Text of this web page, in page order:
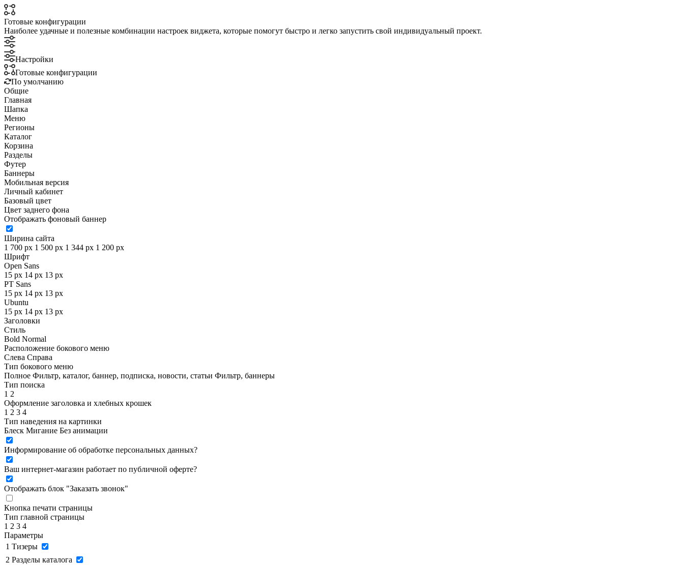
Готовые конфигурации
Наиболее удачные и полезные комбинации настроек виджета, которые помогут быстро и легко запустить свой индивидуальный проект.
Настройки
Готовые конфигурации
По умолчанию
Общие
Главная
Шапка
Меню
Регионы
Каталог
Корзина
Разделы
Футер
Баннеры
Мобильная версия
Личный кабинет
Базовый цвет
Цвет заднего фона
Отображать фоновый баннер
Ширина сайта
1 700 px 1 500 px 1 344 px 1 200 px
Шрифт
Open Sans
15 px 14 px 13 px
PT Sans
15 px 14 px 13 px
Ubuntu
15 px 14 px 13 px
Заголовки
Стиль
Bold Normal
Расположение бокового меню
Слева Справа
Тип бокового меню
Полное Фильтр, каталог, баннер, подписка, новости, статьи Фильтр, баннеры
Тип поиска
1 2
Оформление заголовка и хлебных крошек
1 2 3 4
Тип наведения на картинки
Блеск Мигание Без анимации
Информирование об обработке персональных данных?
Ваш интернет-магазин работает по публичной оферте?
Отображать блок "Заказать звонок"
Кнопка печати страницы
Тип главной страницы
1 2 3 4
Параметры
1 Тизеры
2 Разделы каталога